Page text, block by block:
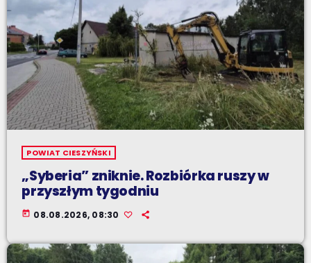
POWIAT CIESZYŃSKI
„Syberia” zniknie. Rozbiórka ruszy w
przyszłym tygodniu
today 08.08.2026, 08:30